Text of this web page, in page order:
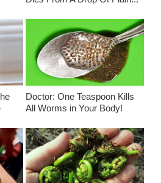
Doctor: One Teaspoon Kills
All Worms in Your Body!